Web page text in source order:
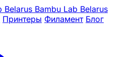
Bambu Lab Belarus
Принтеры Филамент Блог